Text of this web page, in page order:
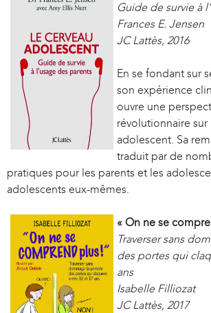
Guide de survie à
Frances E. Jensen
JC Lattès, 2016
En se fondant sur
son expérience
ouvre une
révolutionnaire sur
adolescent. Sa
traduit par de
pratiques pour les parents et les
adolescents eux-mêmes.
« On ne se
Traverser sans
des portes qui
ans
Isabelle Filliozat
JC Lattès, 2017